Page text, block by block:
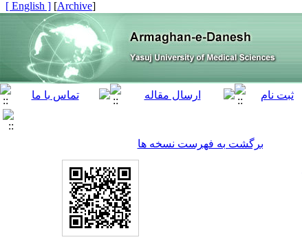
[
Archive
]
[ English ]
برگشت به فهرست نسخه ها